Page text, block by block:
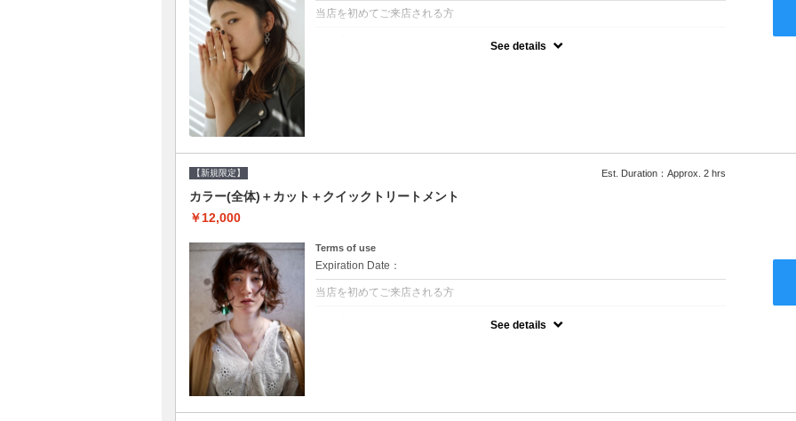
当店を初めてご来店される方
See details
【新規限定】 Est. Duration：Approx. 2 hrs
カラー(全体)＋カット＋クイックトリートメント
￥12,000
Terms of use
Expiration Date：
当店を初めてご来店される方
See details